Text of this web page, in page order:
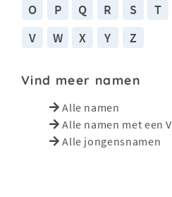
O
P Q R S T
V
W X Y Z
Vind meer namen
Alle namen
Alle namen met een V
Alle jongensnamen